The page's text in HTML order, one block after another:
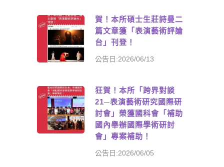
賀！本所碩士生莊詩曼二
篇文章獲「表演藝術評論
台」刊登！
公告日:2026/06/13
狂賀！本所「跨界對談
21─表演藝術研究國際研
討會」榮獲國科會「補助
國內舉辦國際學術研討
會」專案補助！
公告日:2026/06/05